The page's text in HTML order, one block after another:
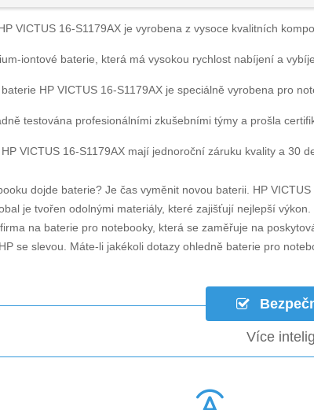
VICTUS 16-S1179AX je vyrobena z vysoce kvalitních
iontové baterie, která má vysokou rychlost nabíjení a
baterie HP VICTUS 16-S1179AX je speciálně vyrobena pro
testována profesionálními zkušebními týmy a prošla
VICTUS 16-S1179AX mají jednoroční záruku kvality a 30
dojde baterie? Je čas vyměnit novou baterii. HP
je tvořen odolnými materiály, které zajišťují nejlepší
na baterie pro notebooky, která se zaměřuje na
se slevou. Máte-li jakékoli dotazy ohledně baterie pro
Více